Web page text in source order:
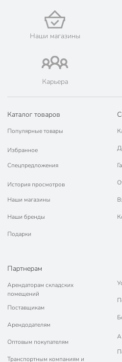
📜 Только оригинальная
Порядок - официальный
Наши магазины
Карьера
Каталог товаров
Популярные товары
Избранное
Спецпредложения
История просмотров
Наши магазины
Наши бренды
Подарки
Партнерам
Арендаторам складских
помещений
Поставщикам
Арендодателям
Оптовым покупателям
Транспортным компаниям и